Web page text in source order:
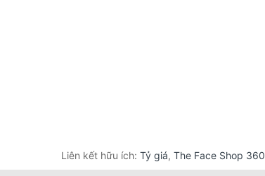
Liên kết hữu ích: Tỷ giá, The Face Shop 360